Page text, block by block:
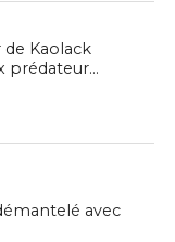
de Kaolack
prédateur...
avec